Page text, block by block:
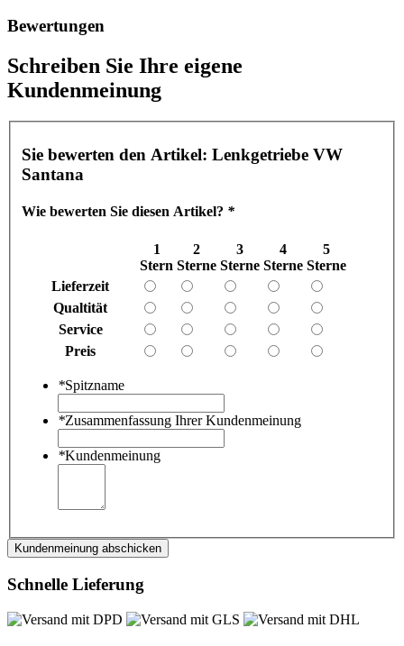
Bewertungen
Schreiben Sie Ihre eigene
Kundenmeinung
Sie bewerten den Artikel: Lenkgetriebe VW
Santana
Wie bewerten Sie diesen Artikel? *
1
Stern
2
Sterne
3
Sterne
4
Sterne
5
Sterne
Lieferzeit
Qualtität
Service
Preis
*Spitzname
*Zusammenfassung Ihrer Kundenmeinung
*Kundenmeinung
Kundenmeinung abschicken
Schnelle Lieferung